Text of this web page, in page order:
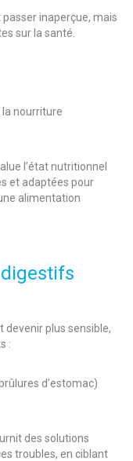
passer inaperçue, mais
sur la santé.
la nourriture
l’état nutritionnel
et adaptées pour
alimentation
devenir plus sensible,
:
d’estomac)
des solutions
troubles, en ciblant